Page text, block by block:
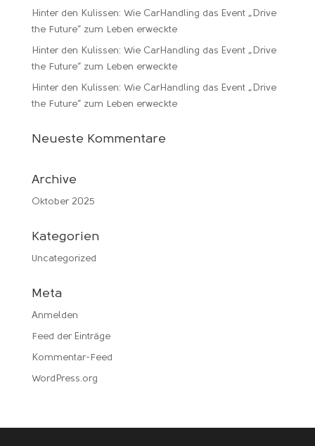
Hinter den Kulissen: Wie CarHandling das Event „Drive
the Future“ zum Leben erweckte
Hinter den Kulissen: Wie CarHandling das Event „Drive
the Future“ zum Leben erweckte
Hinter den Kulissen: Wie CarHandling das Event „Drive
the Future“ zum Leben erweckte
Neueste Kommentare
Archive
Oktober 2025
Kategorien
Uncategorized
Meta
Anmelden
Feed der Einträge
Kommentar-Feed
WordPress.org